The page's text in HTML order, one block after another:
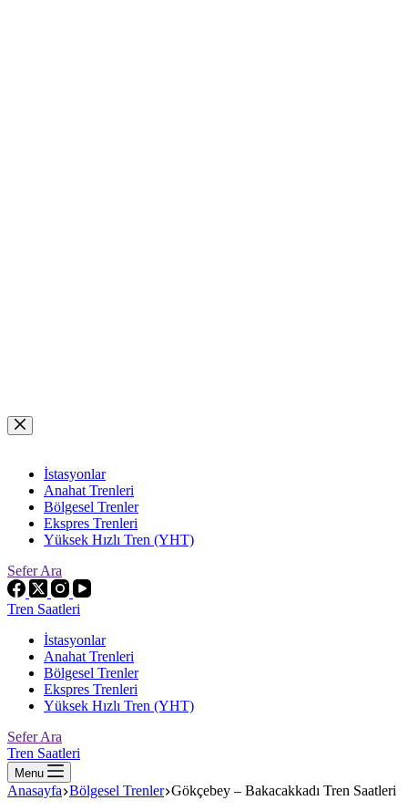
Skip
to
İstasyonlar
Anahat Trenleri
Bölgesel Trenler
Ekspres Trenleri
Yüksek Hızlı Tren (YHT)
Sefer Ara
Tren Saatleri
İstasyonlar
Anahat Trenleri
Bölgesel Trenler
Ekspres Trenleri
Yüksek Hızlı Tren (YHT)
Sefer Ara
Tren Saatleri
Menu
Anasayfa Bölgesel Trenler Gökçebey – Bakacakkadı Tren Saatleri